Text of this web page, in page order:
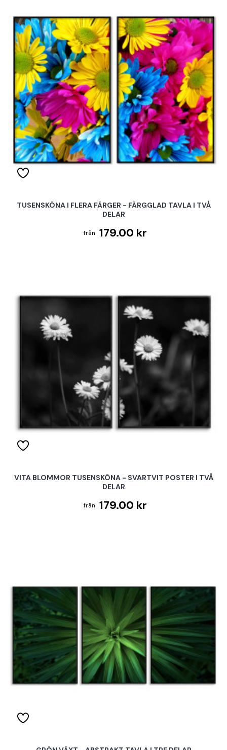
TUSENSKÖNA I FLERA FÄRGER - FÄRGGLAD TAVLA I TVÅ
DELAR
179.00 kr
VITA BLOMMOR TUSENSKÖNA - SVARTVIT POSTER I TVÅ
DELAR
179.00 kr